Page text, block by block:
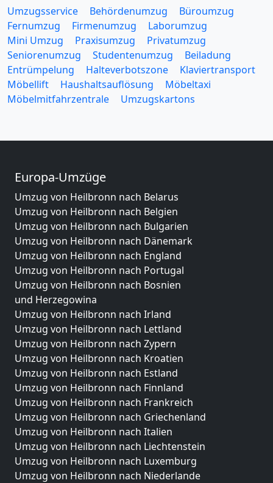
Umzugsservice Behördenumzug
Büroumzug
Fernumzug
Firmenumzug
Laborumzug
Mini Umzug
Praxisumzug
Privatumzug
Seniorenumzug
Studentenumzug
Beiladung
Entrümpelung
Halteverbotszone
Klaviertransport
Möbellift
Haushaltsauflösung
Möbeltaxi
Möbelmitfahrzentrale
Umzugskartons
Europa-Umzüge
Umzug von Heilbronn nach Belarus
Umzug von Heilbronn nach Belgien
Umzug von Heilbronn nach Bulgarien
Umzug von Heilbronn nach Dänemark
Umzug von Heilbronn nach England
Umzug von Heilbronn nach Portugal
Umzug von Heilbronn nach Bosnien
und Herzegowina
Umzug von Heilbronn nach Irland
Umzug von Heilbronn nach Lettland
Umzug von Heilbronn nach Zypern
Umzug von Heilbronn nach Kroatien
Umzug von Heilbronn nach Estland
Umzug von Heilbronn nach Finnland
Umzug von Heilbronn nach Frankreich
Umzug von Heilbronn nach Griechenland
Umzug von Heilbronn nach Italien
Umzug von Heilbronn nach Liechtenstein
Umzug von Heilbronn nach Luxemburg
Umzug von Heilbronn nach Niederlande